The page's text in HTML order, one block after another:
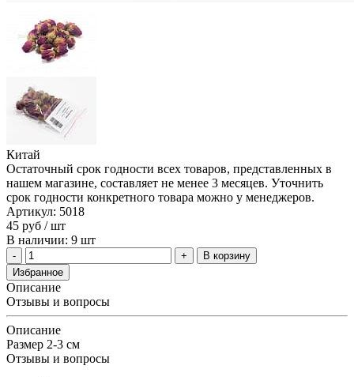
Китай
Остаточный срок годности всех товаров, представленных в
нашем магазине, составляет не менее 3 месяцев. Уточнить
срок годности конкретного товара можно у менеджеров.
Артикул: 5018
45 руб / шт
В наличии: 9 шт
В корзину
Избранное
Описание
Отзывы и вопросы
Описание
Размер 2-3 см
Отзывы и вопросы